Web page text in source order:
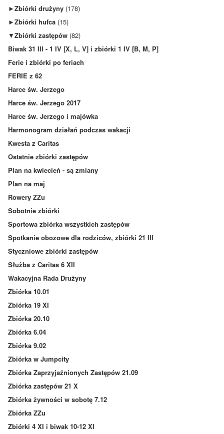
►Zbiórki drużyny (178)
►Zbiórki hufca (15)
▼Zbiórki zastępów (82)
Biwak 31 III - 1 IV [X, L, V] i zbiórki 1 IV [B, M, P]
Ferie i zbiórki po feriach
FERIE z 62
Harce św. Jerzego
Harce św. Jerzego 2017
Harce św. Jerzego i majówka
Harmonogram działań podczas wakacji
Kwesta z Caritas
Ostatnie zbiórki zastępów
Plan na kwiecień - są zmiany
Plan na maj
Rowery ZZu
Sobotnie zbiórki
Sportowa zbiórka wszystkich zastępów
Spotkanie obozowe dla rodziców, zbiórki 21 III
Styczniowe zbiórki zastępów
Służba z Caritas 6 XII
Wakacyjna Rada Drużyny
Zbiórka 10.01
Zbiórka 19 XI
Zbiórka 20.10
Zbiórka 6.04
Zbiórka 9.02
Zbiórka w Jumpcity
Zbiórka Zaprzyjaźnionych Zastępów 21.09
Zbiórka zastępów 21 X
Zbiórka żywności w sobotę 7.12
Zbiórka ZZu
Zbiórki 4 XI i biwak 10-12 XI